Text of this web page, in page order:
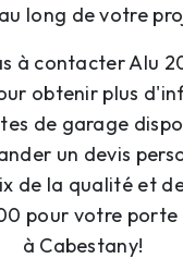
long de votre
à contacter Alu
obtenir plus
de garage
un devis
de la qualité et
pour votre
à Cabestany!